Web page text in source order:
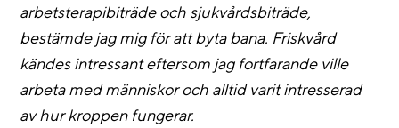
arbetsterapibiträde och sjukvårdsbiträde,
bestämde jag mig för att byta bana. Friskvård
kändes intressant eftersom jag fortfarande ville
arbeta med människor och alltid varit intresserad
av hur kroppen fungerar.